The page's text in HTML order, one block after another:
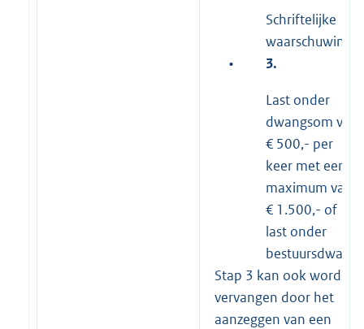
Schriftelijke
waarschuwing
•
3.
Last onder
dwangsom van
€ 500,- per
keer met een
maximum van
€ 1.500,- of
last onder
bestuursdwang
Stap 3 kan ook worden
vervangen door het
aanzeggen van een